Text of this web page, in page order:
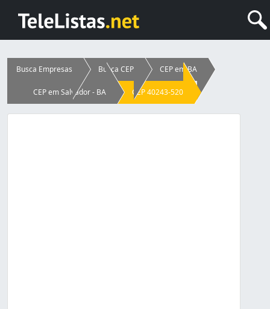
Busca Empresas Busca CEP CEP em BA
CEP em Salvador - BA CEP 40243-520